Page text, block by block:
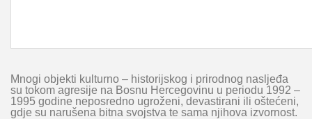
Mnogi objekti kulturno – historijskog i prirodnog nasljeđa
su tokom agresije na Bosnu Hercegovinu u periodu 1992 –
1995 godine neposredno ugroženi, devastirani ili oštećeni,
gdje su narušena bitna svojstva te sama njihova izvornost.